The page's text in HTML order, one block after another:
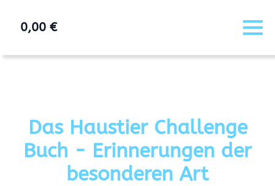
0,00 €
Das Haustier Challenge
Buch - Erinnerungen der
besonderen Art